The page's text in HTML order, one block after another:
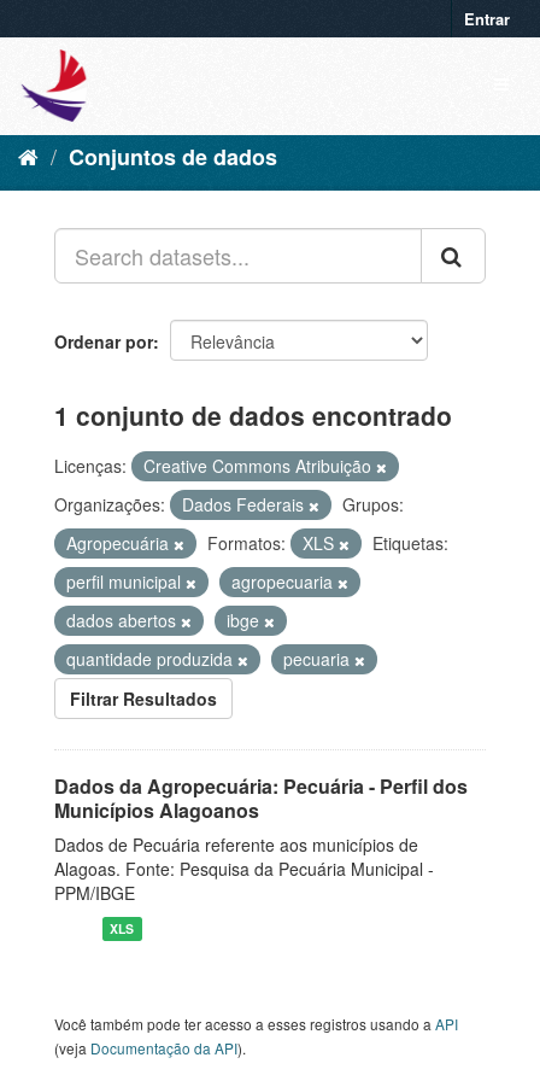
Entrar
Conjuntos de dados
Ordenar por
1 conjunto de dados encontrado
Licenças:
Creative Commons Atribuição
Organizações:
Dados Federais
Grupos:
Agropecuária
Formatos: XLS
Etiquetas:
perfil municipal
agropecuaria
dados abertos
ibge
quantidade produzida
pecuaria
Filtrar Resultados
Dados da Agropecuária: Pecuária - Perfil dos
Municípios Alagoanos
Dados de Pecuária referente aos municípios de
Alagoas. Fonte: Pesquisa da Pecuária Municipal -
PPM/IBGE
XLS
Você também pode ter acesso a esses registros usando a API
(veja Documentação da API).